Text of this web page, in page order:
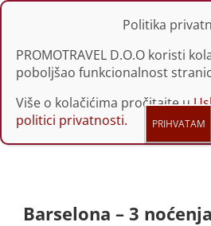
Barselona – 3
Politika
PROMOTRAVEL D.O.O koristi
poboljšao funkcionalnost
Više o kolačićima pročitajte u
politici privatnosti.